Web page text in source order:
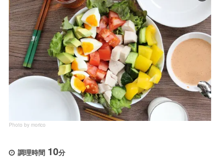
Photo by morico
調理時間 10分